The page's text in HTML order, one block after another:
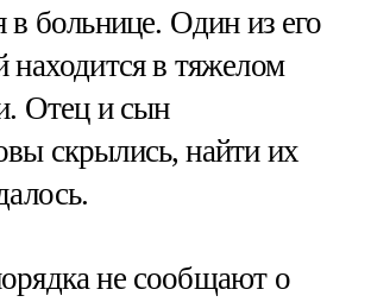
в больнице. Один из его
находится в тяжелом
Отец и сын
скрылись, найти их
не сообщают о